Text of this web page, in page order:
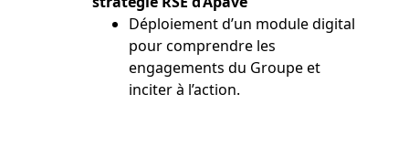
Déploiement d’un module digital
pour comprendre les
engagements du Groupe et
inciter à l’action.